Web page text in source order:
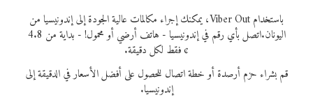
باستخدام Viber Out، يمكنك إجراء مكالمات عالية الجودة إلى إندونيسيا من
اليونان.
اتصل بأي رقم في إندونيسيا - هاتف أرضي أو محمول! - بداية من 4.8
¢ فقط لكل دقيقة.
قم بشراء حزم أرصدة أو خطة اتصال للحصول على أفضل الأسعار في الدقيقة إلى
إندونيسيا.